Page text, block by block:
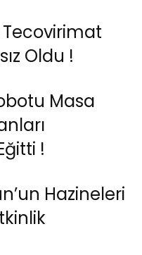
Oldu !
Masa
!
Hazineleri